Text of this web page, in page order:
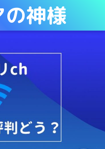
神様